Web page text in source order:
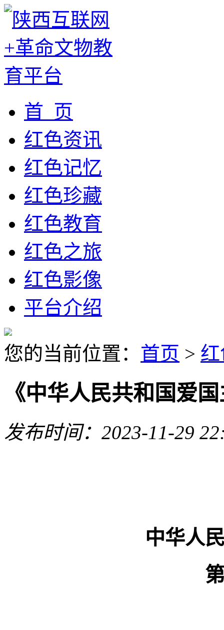
首 页
红色资讯
红色记忆
红色珍藏
红色教育
红色之旅
红色影像
平台介绍
您的当前位置： 首页 >
《中华人民共和国爱
发布时间：2023-11-29
中华人